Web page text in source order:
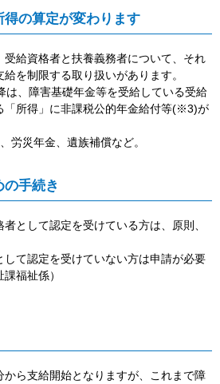
の算定が変わります
給資格者と扶養義務者について、それ
を制限する取り扱いがあります。
、障害基礎年金等を受給している受給
「所得」に非課税公的年金給付等(※3)が
労災年金、遺族補償など。
手続き
として認定を受けている方は、原則、
して認定を受けていない方は申請が必要
福祉係）
ら支給開始となりますが、これまで障